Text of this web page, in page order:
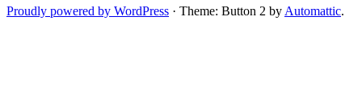
Proudly powered by WordPress · Theme: Button 2 by Automattic.